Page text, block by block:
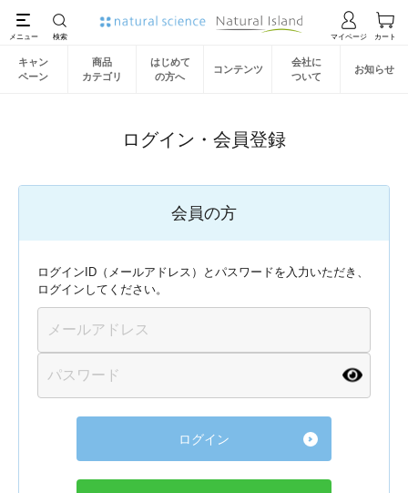
キャン
ペーン
商品
カテゴリ
はじめて
の方へ
コンテンツ
会社に
ついて
お知らせ
ログイン・会員登録
会員の方
ログインID（メールアドレス）とパスワードを入力いただき、
ログインしてください。